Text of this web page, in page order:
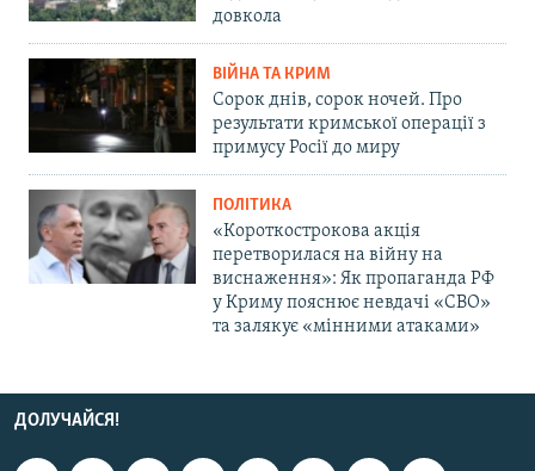
довкола
ВІЙНА ТА КРИМ
Сорок днів, сорок ночей. Про
результати кримської операції з
примусу Росії до миру
ПОЛІТИКА
«Короткострокова акція
перетворилася на війну на
виснаження»: Як пропаганда РФ
у Криму пояснює невдачі «СВО»
та залякує «мінними атаками»
ДОЛУЧАЙСЯ!